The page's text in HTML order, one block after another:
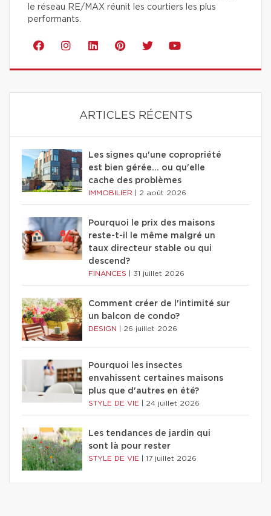
le réseau RE/MAX réunit les courtiers les plus
performants.
ARTICLES RÉCENTS
Les signes qu'une copropriété
est bien gérée… ou qu'elle
cache des problèmes
IMMOBILIER 2 août 2026
Pourquoi le prix des maisons
reste-t-il le même malgré un
taux directeur stable ou qui
descend?
FINANCES 31 juillet 2026
Comment créer de l'intimité sur
un balcon de condo?
DESIGN 26 juillet 2026
Pourquoi les insectes
envahissent certaines maisons
plus que d'autres en été?
STYLE DE VIE 24 juillet 2026
Les tendances de jardin qui
sont là pour rester
STYLE DE VIE 17 juillet 2026